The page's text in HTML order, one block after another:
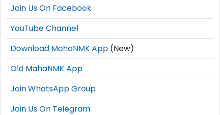
Join Us On Facebook
YouTube Channel
Download MahaNMK App (New)
Old MahaNMK App
Join WhatsApp Group
Join Us On Telegram